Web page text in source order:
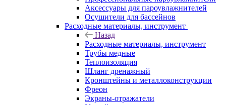
Аксессуары для пароувлажнителей
Осушители для бассейнов
Расходные материалы, инструмент
Назад
Расходные материалы, инструмент
Трубы медные
Теплоизоляция
Шланг дренажный
Кронштейны и металлоконструкции
Фреон
Экраны-отражатели